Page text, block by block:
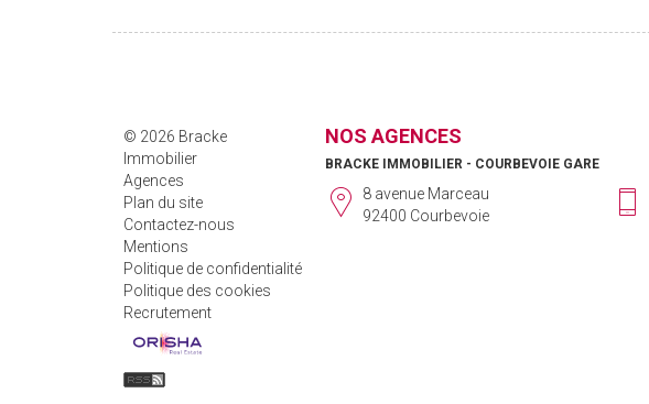
© 2026 Bracke
Immobilier
Agences
Plan du site
Contactez-nous
Mentions
Politique de confidentialité
Politique des cookies
Recrutement
NOS AGENCES
BRACKE IMMOBILIER - COURBEVOIE GARE
8 avenue Marceau
92400 Courbevoie